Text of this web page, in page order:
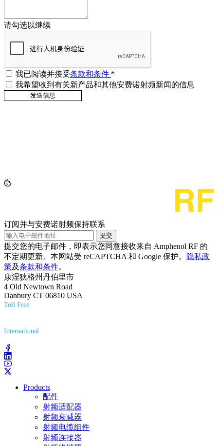
请勾选以继续
我已阅读并接受条款和条件 *
我希望收到有关新产品和其他安费诺射频新闻的信息
订阅并与安费诺射频保持联系
提交
提交您的电子邮件，即表示您同意接收来自 Amphenol RF 的
不定期更新。本网站受 reCAPTCHA 和 Google 保护。
隐私政
策及条款和条件。
康涅狄格州丹伯里市
4 Old Newtown Road
Danbury CT 06810 USA
Toll Free
International
Products
配件
射频适配器
射频衰减器
射频电缆组件
射频连接器